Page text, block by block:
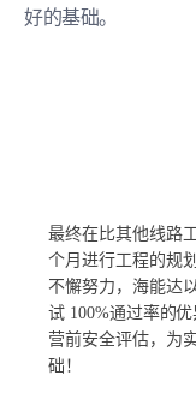
好的基础。
最终在比其他线路
个月进行工程的规
不懈努力，海能达
试 100%通过率的
营前安全评估，为
础！